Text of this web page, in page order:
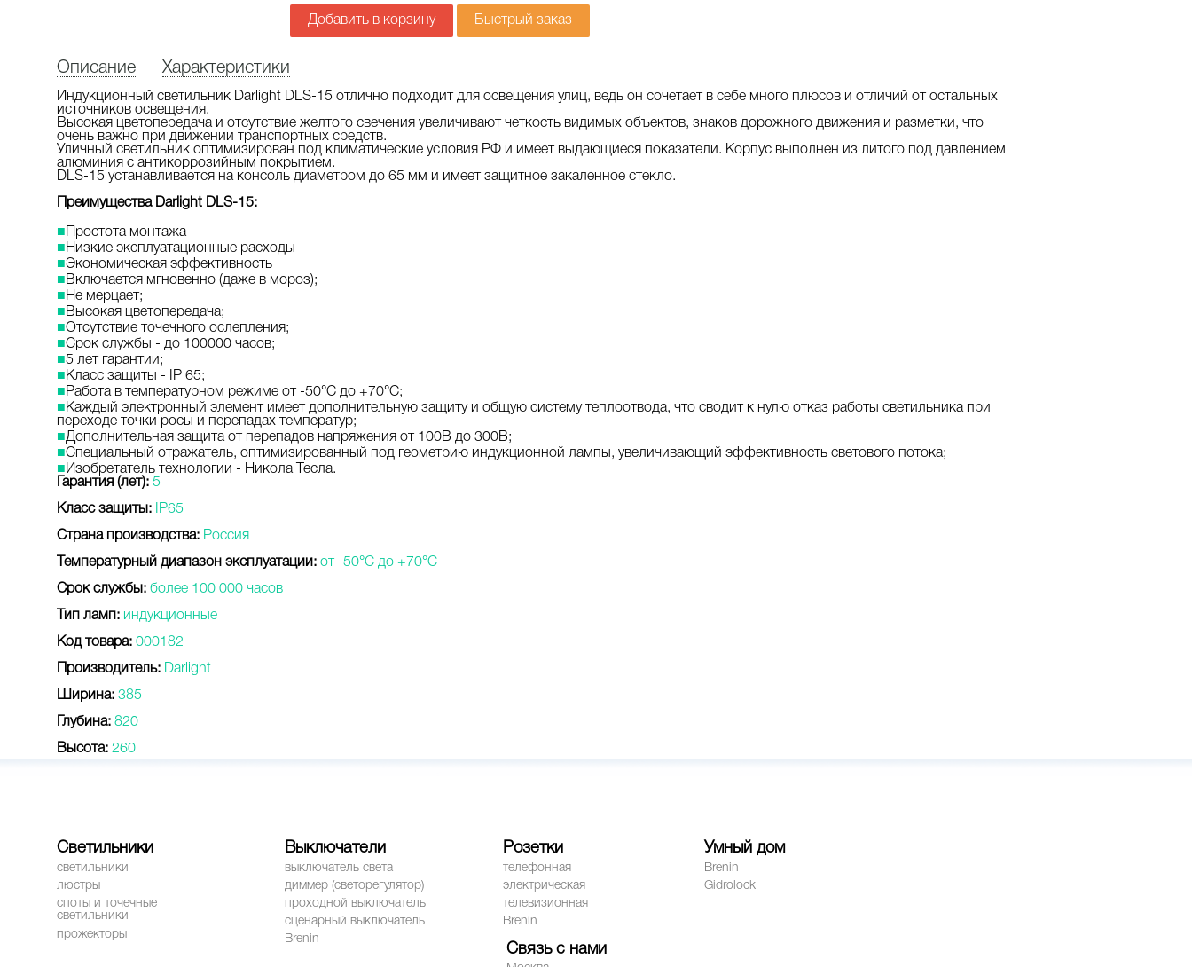
Добавить в корзину Быстрый заказ
Описание Характеристики
Индукционный светильник Darlight DLS-15 отлично подходит для освещения улиц, ведь он сочетает в себе много плюсов и отличий от остальных
источников освещения.
Высокая цветопередача и отсутствие желтого свечения увеличивают четкость видимых объектов, знаков дорожного движения и разметки, что
очень важно при движении транспортных средств.
Уличный светильник оптимизирован под климатические условия РФ и имеет выдающиеся показатели. Корпус выполнен из литого под давлением
алюминия с антикоррозийным покрытием.
DLS-15 устанавливается на консоль диаметром до 65 мм и имеет защитное закаленное стекло.
Преимущества Darlight DLS-15:
■ Простота монтажа
■ Низкие эксплуатационные расходы
■Экономическая эффективность
■ Включается мгновенно (даже в мороз);
■ Не мерцает;
■ Высокая цветопередача;
■Отсутствие точечного ослепления;
■Срок службы - до 100000 часов;
■5 лет гарантии;
■ Класс защиты - IP 65;
■ Работа в температурном режиме от -50°С до +70°С;
■ Каждый электронный элемент имеет дополнительную защиту и общую систему теплоотвода, что сводит к нулю отказ работы светильника при
переходе точки росы и перепадах температур;
■Дополнительная защита от перепадов напряжения от 100В до 300В;
■Специальный отражатель, оптимизированный под геометрию индукционной лампы, увеличивающий эффективность светового потока;
■ Изобретатель технологии - Никола Тесла.
Гарантия (лет): 5
Класс защиты: IP65
Страна производства: Россия
Температурный диапазон эксплуатации: от -50°C до +70°C
Срок службы: более 100 000 часов
Тип ламп: индукционные
Код товара: 000182
Производитель: Darlight
Ширина: 385
Глубина: 820
Высота: 260
Светильники
светильники
люстры
споты и точечные
светильники
прожекторы
Выключатели
выключатель света
диммер (светорегулятор)
проходной выключатель
сценарный выключатель
Brenin
Розетки
телефонная
электрическая
телевизионная
Brenin
Умный дом
Brenin
Gidrolock
Связь с нами